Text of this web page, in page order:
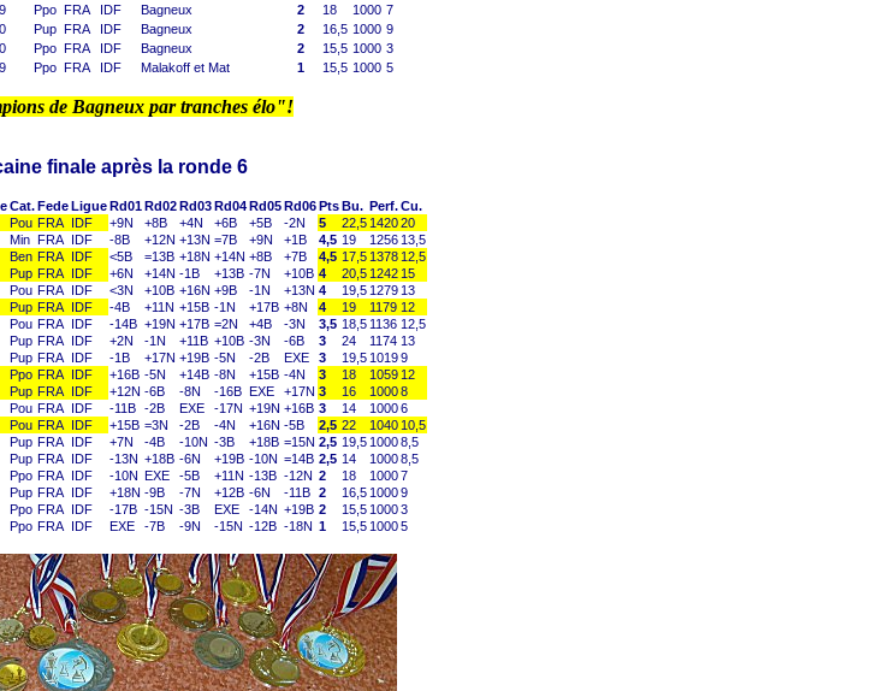
Ppo FRA IDF Bagneux 2 18 1000 7
Pup FRA IDF Bagneux 2 16,5 1000 9
Ppo FRA IDF Bagneux 2 15,5 1000 3
Ppo FRA IDF Malakoff et Mat 1 15,5 1000 5
de Bagneux par tranches élo"!
finale après la ronde 6
Cat. Fede Ligue Rd01 Rd02 Rd03 Rd04 Rd05 Rd06 Pts Bu. Perf. Cu.
Pou FRA IDF +9N +8B +4N +6B +5B -2N 5 22,5 1420 20
Min FRA IDF -8B +12N +13N =7B +9N +1B 4,5 19 1256 13,5
Ben FRA IDF <5B =13B +18N +14N +8B +7B 4,5 17,5 1378 12,5
Pup FRA IDF +6N +14N -1B +13B -7N +10B 4 20,5 1242 15
Pou FRA IDF <3N +10B +16N +9B -1N +13N 4 19,5 1279 13
Pup FRA IDF -4B +11N +15B -1N +17B +8N 4 19 1179 12
Pou FRA IDF -14B +19N +17B =2N +4B -3N 3,5 18,5 1136 12,5
Pup FRA IDF +2N -1N +11B +10B -3N -6B 3 24 1174 13
Pup FRA IDF -1B +17N +19B -5N -2B EXE 3 19,5 1019 9
Ppo FRA IDF +16B -5N +14B -8N +15B -4N 3 18 1059 12
Pup FRA IDF +12N -6B -8N -16B EXE +17N 3 16 1000 8
Pou FRA IDF -11B -2B EXE -17N +19N +16B 3 14 1000 6
Pou FRA IDF +15B =3N -2B -4N +16N -5B 2,5 22 1040 10,5
Pup FRA IDF +7N -4B -10N -3B +18B =15N 2,5 19,5 1000 8,5
Pup FRA IDF -13N +18B -6N +19B -10N =14B 2,5 14 1000 8,5
Ppo FRA IDF -10N EXE -5B +11N -13B -12N 2 18 1000 7
Pup FRA IDF +18N -9B -7N +12B -6N -11B 2 16,5 1000 9
Ppo FRA IDF -17B -15N -3B EXE -14N +19B 2 15,5 1000 3
Ppo FRA IDF EXE -7B -9N -15N -12B -18N 1 15,5 1000 5